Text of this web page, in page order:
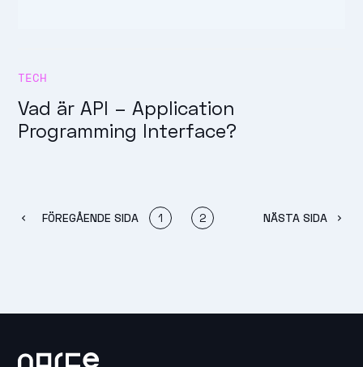
TECH
Vad är API – Application
Programming Interface?
FÖREGÅENDE SIDA 1 2 NÄSTA SIDA